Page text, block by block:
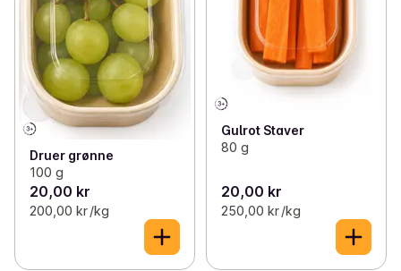
Druer grønne
100 g
20,00 kr
200,00 kr /kg
Gulrot Staver
80 g
20,00 kr
250,00 kr /kg